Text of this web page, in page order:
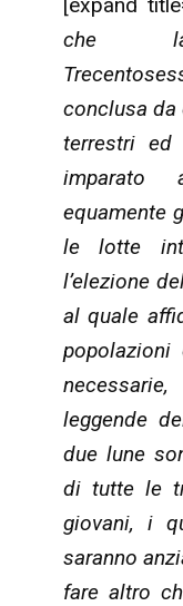
che
conclusa da
terrestri ed
imparato
equamente
le lotte
l’elezione
al quale
leggende
due lune
di tutte le
giovani, i
saranno
fare altro